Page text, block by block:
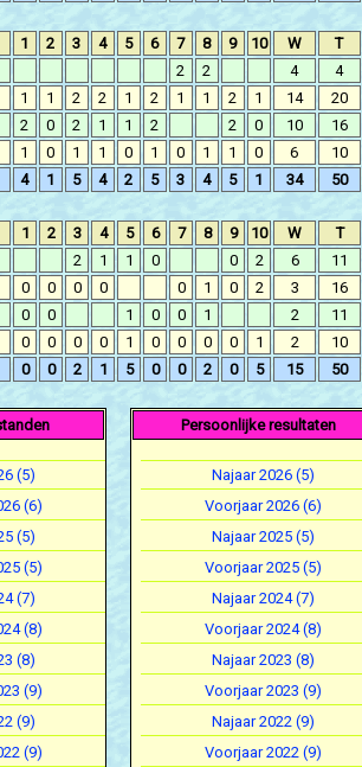
1 2 3 4 5 6 7 8 9 10 W T
2 2 4 4
1 1 2 2 1 2 1 1 2 1 14 20
2 0 2 1 1 2 2 0 10 16
1 0 1 1 0 1 0 1 1 0 6 10
4 1 5 4 2 5 3 4 5 1 34 50
1 2 3 4 5 6 7 8 9 10 W T
2 1 1 0 0 2 6 11
0 0 0 0 0 1 0 2 3 16
0 0 1 0 0 1 2 11
0 0 0 0 1 0 0 0 0 1 2 10
0 0 2 1 5 0 0 2 0 5 15 50
Persoonlijke resultaten
Najaar 2026 (5)
Voorjaar 2026 (6)
Najaar 2025 (5)
Voorjaar 2025 (5)
Najaar 2024 (7)
Voorjaar 2024 (8)
Najaar 2023 (8)
Voorjaar 2023 (9)
Najaar 2022 (9)
Voorjaar 2022 (9)
(5)
(6)
(5)
(5)
(7)
(8)
(8)
(9)
(9)
(9)